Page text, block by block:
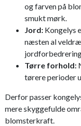
og farven på
smukt mørk.
Jord: Kongelys
næsten al
Tørre forhold:
tørere perioder
Derfor passer
mere skyggefulde
blomsterkraft.